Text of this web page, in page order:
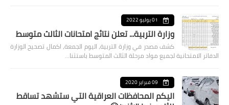
01 يوليو 2022
وزارة التربية... تعلن نتائج امتحانات الثالث متوسط
كشف مصدر في وزارة التربية، اليوم الجمعة، اكمال تصحيح الوزارة
الدفاتر الامتحانية لجميع مواد مرحلة الثالث المتوسط باستثنا…
09 فبراير 2020
اليكم المحافظات العراقية التي ستشهد تساقط